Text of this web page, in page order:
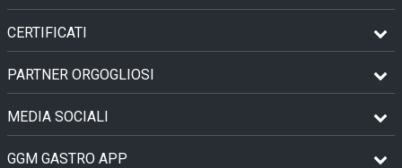
CERTIFICATI
PARTNER ORGOGLIOSI
MEDIA SOCIALI
GGM GASTRO APP